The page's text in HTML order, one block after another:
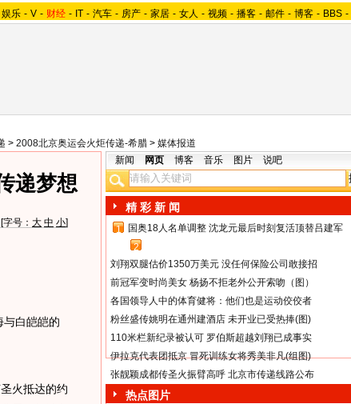
娱乐 - V - 财经 - IT - 汽车 - 房产 - 家居 - 女人 - 视频 - 播客 - 邮件 - 博客 - BBS -
> 2008北京奥运会火炬传递-希腊 > 媒体报道
递梦想
字号： 大 中 小]
与白皑皑的
火抵达的约
新闻 网页 博客 音乐 图片 说吧
精 彩 新 闻
1
国奥18人名单调整 沈龙元最后时刻复活顶替吕建军
2
刘翔双腿估价1350万美元 没任何保险公司敢接招
前冠军变时尚美女 杨扬不拒老外公开索吻（图）
各国领导人中的体育健将：他们也是运动佼佼者
粉丝盛传姚明在通州建酒店 未开业已受热捧(图)
110米栏新纪录被认可 罗伯斯超越刘翔已成事实
伊拉克代表团抵京 冒死训练女将秀美非凡(组图)
张靓颖成都传圣火振臂高呼 北京市传递线路公布
热点图片